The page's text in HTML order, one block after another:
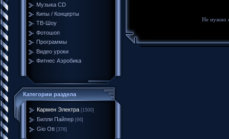
Музыка CD
Кипы / Концерты
ТВ-Шоу
Фотошоп
Программы
Видео уроки
Фитнес Аэробика
Категории раздела
Кармен Электра [1500]
Билли Пайпер [66]
Gio Ott [376]
Не нужно